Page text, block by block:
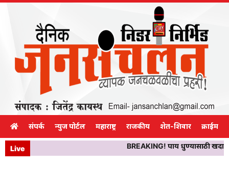
संपर्क न्युज पोर्टल महाराष्ट्र राजकीय शेत-शिवार क्राईम
Live BREAKING! पाय धुण्यासाठी